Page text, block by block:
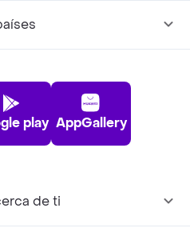
play AppGallery
de ti